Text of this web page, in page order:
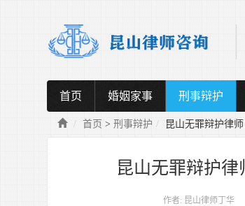
首页 婚姻家事 刑事辩护
首页 >刑事辩护 昆山无罪辩护律
昆山无罪辩护律
作者: 昆山律师丁华